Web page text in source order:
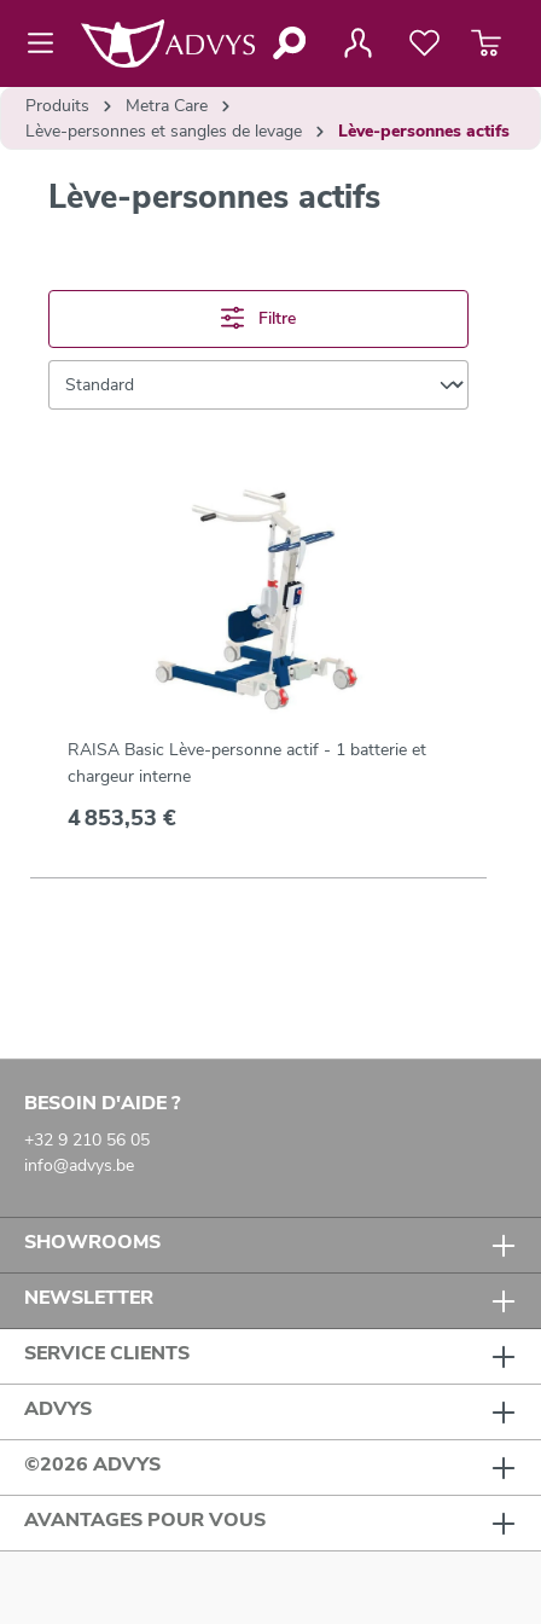
principal
Produits
Metra Care
Lève-personnes et sangles de levage
Lève-personnes actifs
Lève-personnes actifs
Filtre
RAISA Basic Lève-personne actif - 1 batterie et
chargeur interne
4 853,53 €
BESOIN D'AIDE ?
+32 9 210 56 05
info@advys.be
SHOWROOMS
NEWSLETTER
SERVICE CLIENTS
ADVYS
©2026 ADVYS
AVANTAGES POUR VOUS